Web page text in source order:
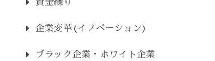
資金繰り
企業変革(イノベーション)
ブラック企業・ホワイト企業